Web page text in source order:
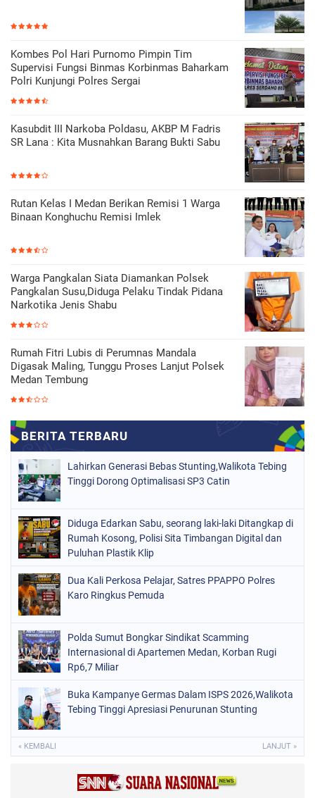
Kombes Pol Hari Purnomo Pimpin Tim
Supervisi Fungsi Binmas Korbinmas Baharkam
Polri Kunjungi Polres Sergai
Kasubdit III Narkoba Poldasu, AKBP M Fadris
SR Lana : Kita Musnahkan Barang Bukti Sabu
Rutan Kelas I Medan Berikan Remisi 1 Warga
Binaan Konghuchu Remisi Imlek
Warga Pangkalan Siata Diamankan Polsek
Pangkalan Susu,Diduga Pelaku Tindak Pidana
Narkotika Jenis Shabu
Rumah Fitri Lubis di Perumnas Mandala
Digasak Maling, Tunggu Proses Lanjut Polsek
Medan Tembung
Lahirkan Generasi Bebas Stunting,Walikota Tebing
Tinggi Dorong Optimalisasi SP3 Catin
Diduga Edarkan Sabu, seorang laki-laki Ditangkap di
Rumah Kosong, Polisi Sita Timbangan Digital dan
Puluhan Plastik Klip
Dua Kali Perkosa Pelajar, Satres PPAPPO Polres
Karo Ringkus Pemuda
Polda Sumut Bongkar Sindikat Scamming
Internasional di Apartemen Medan, Korban Rugi
Rp6,7 Miliar
Buka Kampanye Germas Dalam ISPS 2026,Walikota
Tebing Tinggi Apresiasi Penurunan Stunting
« KEMBALI LANJUT »